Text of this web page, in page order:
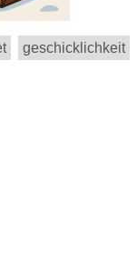
geschicklichkeit